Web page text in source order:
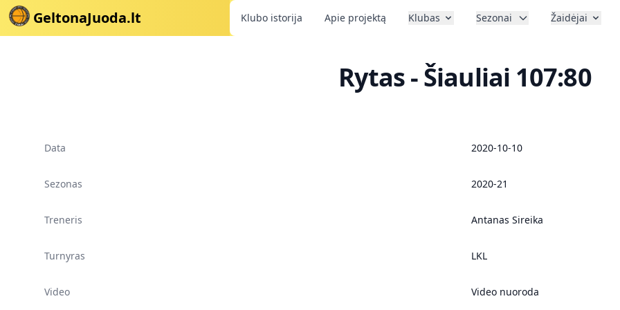
GeltonaJuoda.lt Klubo istorija Apie projektą Klubas Sezonai Žaidėjai
Rytas - Šiauliai 107:80
Data 2020-10-10
Sezonas 2020-21
Treneris Antanas Sireika
Turnyras LKL
Video Video nuoroda